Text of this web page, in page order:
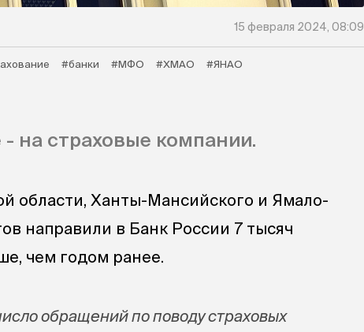
15 февраля 2024, 08:09
#банки #МФО #ХМАО
#ЯНАО
на страховые компании.
области, Ханты-Мансийского и Ямало-
направили в Банк России 7 тысяч
чем годом ранее.
обращений по поводу страховых